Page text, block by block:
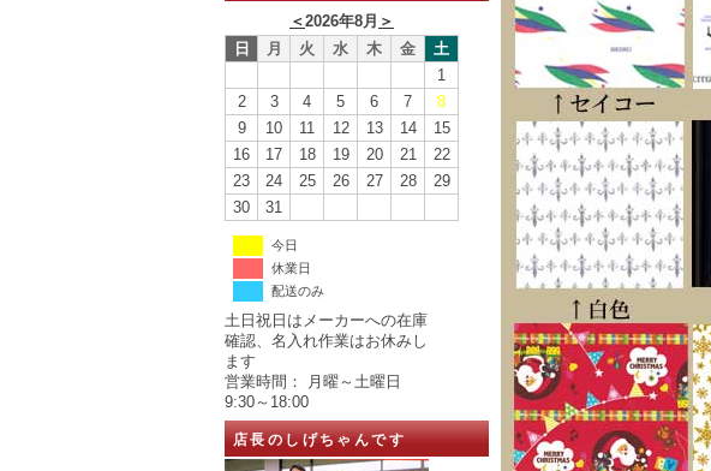
＜2026年8月 ＞
日
月 火 水 木 金
土
1
2
3 4 5 6 7
8
9
10 11 12 13 14
15
16
17 18 19 20 21
22
23
24 25 26 27 28
29
30
31
今日
休業日
配送のみ
土日祝日はメーカーへの在庫
確認、名入れ作業はお休みし
ます
営業時間： 月曜～土曜日
9:30～18:00
店長のしげちゃんです